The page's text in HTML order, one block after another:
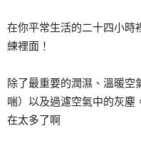
在你平常生活的二十四小時
練裡面！
除了最重要的潤濕、溫暖空
喘）以及過濾空氣中的灰塵
在太多了啊